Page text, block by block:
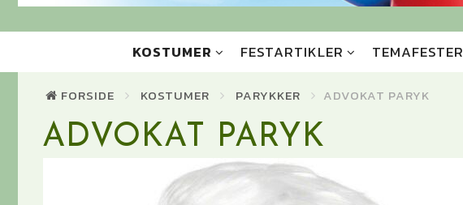
KOSTUMER FESTARTIKLER TEMAFESTER
FORSIDE KOSTUMER PARYKKER ADVOKAT PARYK
ADVOKAT PARYK